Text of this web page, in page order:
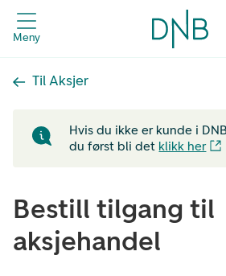
Meny
Til Aksjer
Hvis du ikke er kunde i
du først bli det klikk her
Bestill tilgang til
aksjehandel